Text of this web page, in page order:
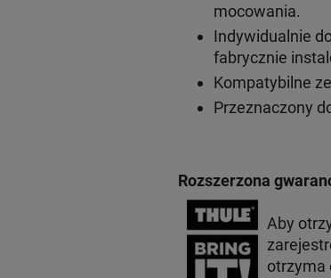
mocowania.
Indywidualnie
fabrycznie
Kompatybilne
Przeznaczony
Rozszerzona
Aby
otrzyma